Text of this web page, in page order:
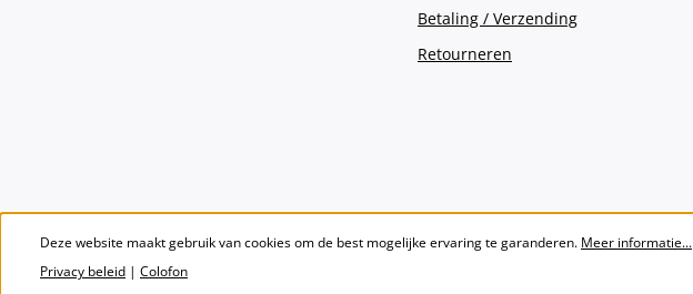
Betaling / Verzending
Retourneren
Deze website maakt gebruik van cookies om de best mogelijke ervaring te garanderen. Meer informatie...
Privacy beleid | Colofon